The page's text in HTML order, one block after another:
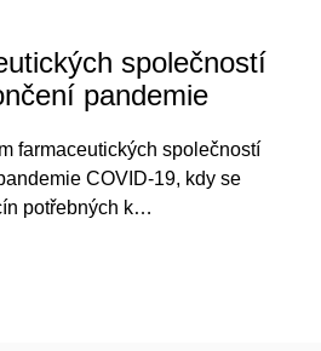
společností
pandemie
farmaceutických společností
COVID-19, kdy se
potřebných k…